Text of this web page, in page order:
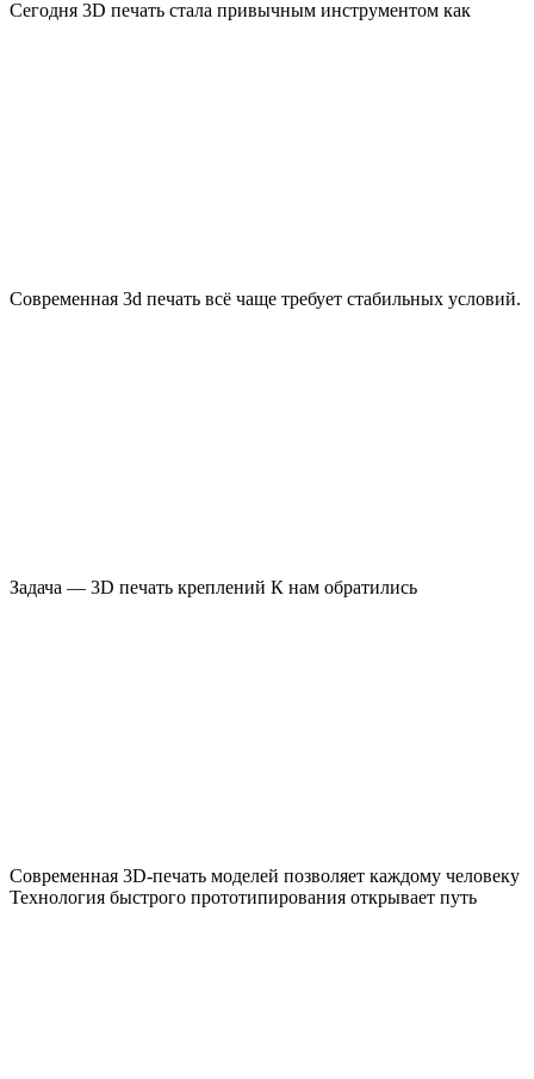
Сегодня 3D печать стала привычным инструментом как
Современная 3d печать всё чаще требует стабильных условий.
Задача — 3D печать креплений К нам обратились
Современная 3D-печать моделей позволяет каждому человеку
Технология быстрого прототипирования открывает путь